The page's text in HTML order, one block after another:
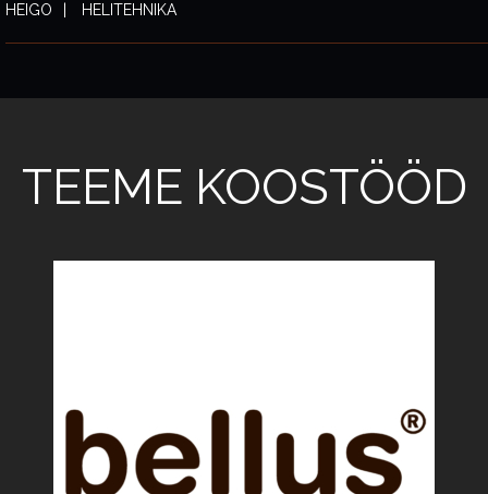
HEIGO HELITEHNIKA
TEEME KOOSTÖÖD